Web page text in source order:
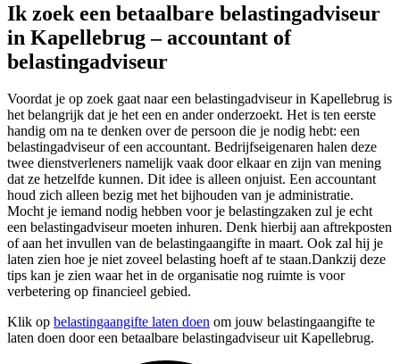
Ik zoek een betaalbare belastingadviseur
in Kapellebrug – accountant of
belastingadviseur
Voordat je op zoek gaat naar een belastingadviseur in Kapellebrug is
het belangrijk dat je het een en ander onderzoekt. Het is ten eerste
handig om na te denken over de persoon die je nodig hebt: een
belastingadviseur of een accountant. Bedrijfseigenaren halen deze
twee dienstverleners namelijk vaak door elkaar en zijn van mening
dat ze hetzelfde kunnen. Dit idee is alleen onjuist. Een accountant
houd zich alleen bezig met het bijhouden van je administratie.
Mocht je iemand nodig hebben voor je belastingzaken zul je echt
een belastingadviseur moeten inhuren. Denk hierbij aan aftrekposten
of aan het invullen van de belastingaangifte in maart. Ook zal hij je
laten zien hoe je niet zoveel belasting hoeft af te staan.Dankzij deze
tips kan je zien waar het in de organisatie nog ruimte is voor
verbetering op financieel gebied.
Klik op belastingaangifte laten doen om jouw belastingaangifte te
laten doen door een betaalbare belastingadviseur uit Kapellebrug.